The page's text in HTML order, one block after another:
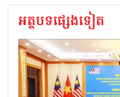
អត្ថបទផ្សេងទៀត